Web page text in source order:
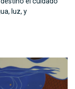
luz, y